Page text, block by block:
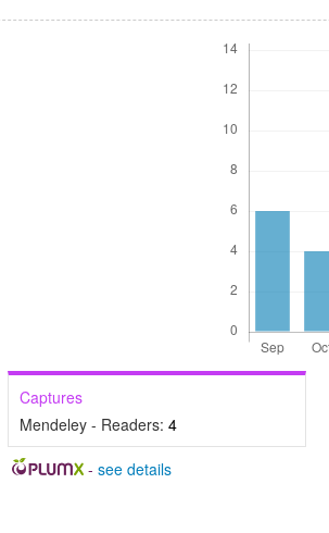
Captures
Mendeley - Readers: 4
- see details